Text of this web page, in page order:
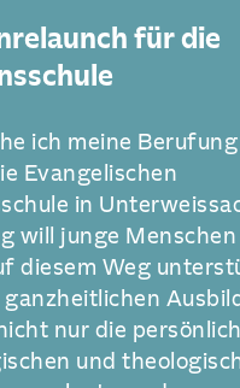
für die
ich meine
Evangelischen
in
will junge Menschen
diesem Weg
nur die
und